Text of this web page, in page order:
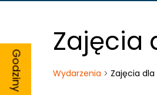
Zajęcia
Wydarzenia Zajęcia dla